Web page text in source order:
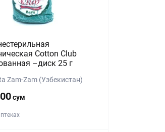
Cotton Club
–диск 25 г
Zam-Zam (Узбекистан)
сум